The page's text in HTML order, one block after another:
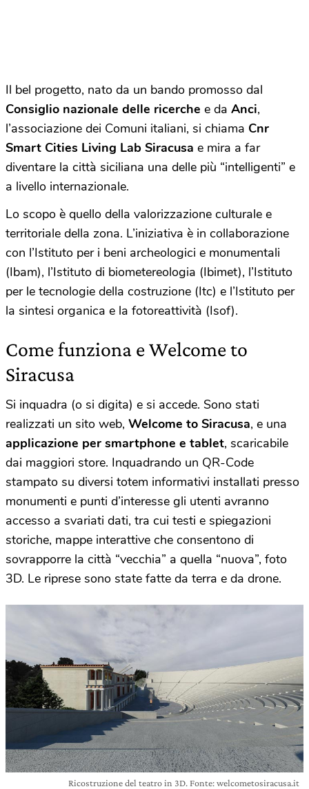
Il bel progetto, nato da un bando promosso dal
Consiglio nazionale delle ricerche e da Anci,
l’associazione dei Comuni italiani, si chiama Cnr
Smart Cities Living Lab Siracusa e mira a far
diventare la città siciliana una delle più “intelligenti” e
a livello internazionale.
Lo scopo è quello della valorizzazione culturale e
territoriale della zona. L’iniziativa è in collaborazione
con l’Istituto per i beni archeologici e monumentali
(Ibam), l’Istituto di biometereologia (Ibimet), l’Istituto
per le tecnologie della costruzione (Itc) e l’Istituto per
la sintesi organica e la fotoreattività (Isof).
Come funziona e Welcome to
Siracusa
Si inquadra (o si digita) e si accede. Sono stati
realizzati un sito web, Welcome to Siracusa, e una
applicazione per smartphone e tablet, scaricabile
dai maggiori store. Inquadrando un QR-Code
stampato su diversi totem informativi installati presso
monumenti e punti d’interesse gli utenti avranno
accesso a svariati dati, tra cui testi e spiegazioni
storiche, mappe interattive che consentono di
sovrapporre la città “vecchia” a quella “nuova”, foto
3D. Le riprese sono state fatte da terra e da drone.
Ricostruzione del teatro in 3D. Fonte: welcometosiracusa.it